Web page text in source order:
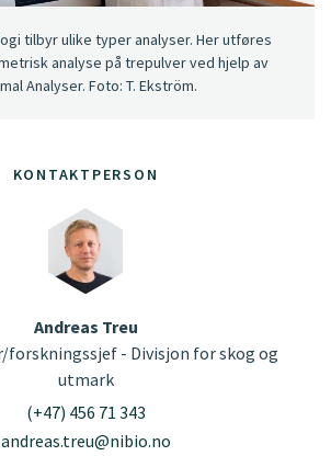
tilbyr ulike typer analyser. Her utføres
analyse på trepulver ved hjelp av
Analyser. Foto: T. Ekström.
KONTAKTPERSON
Andreas Treu
forskningssjef - Divisjon for skog og
utmark
(+47) 456 71 343
andreas.treu@nibio.no